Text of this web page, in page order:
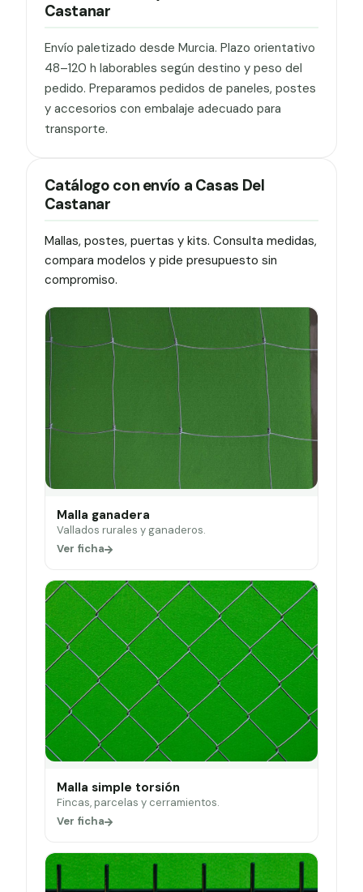
Castanar
Envío paletizado desde Murcia. Plazo orientativo
48–120 h laborables según destino y peso del
pedido. Preparamos pedidos de paneles, postes
y accesorios con embalaje adecuado para
transporte.
Catálogo con envío a Casas Del
Castanar
Mallas, postes, puertas y kits. Consulta medidas,
compara modelos y pide presupuesto sin
compromiso.
Malla ganadera
Vallados rurales y ganaderos.
Ver ficha
Malla simple torsión
Fincas, parcelas y cerramientos.
Ver ficha